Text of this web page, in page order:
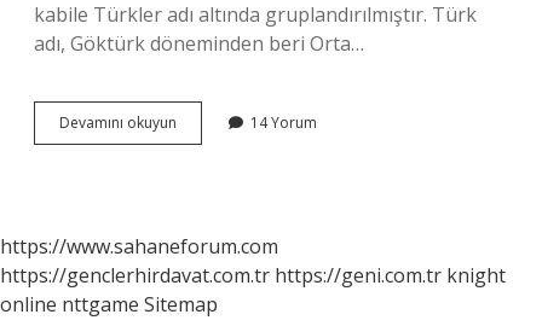
kabile Türkler adı altında gruplandırılmıştır. Türk
adı, Göktürk döneminden beri Orta…
Devamını okuyun Türklerin
Atası
14 Yorum
https://www.sahaneforum.com
https://genclerhirdavat.com.tr https://geni.com.tr knight
online nttgame Sitemap